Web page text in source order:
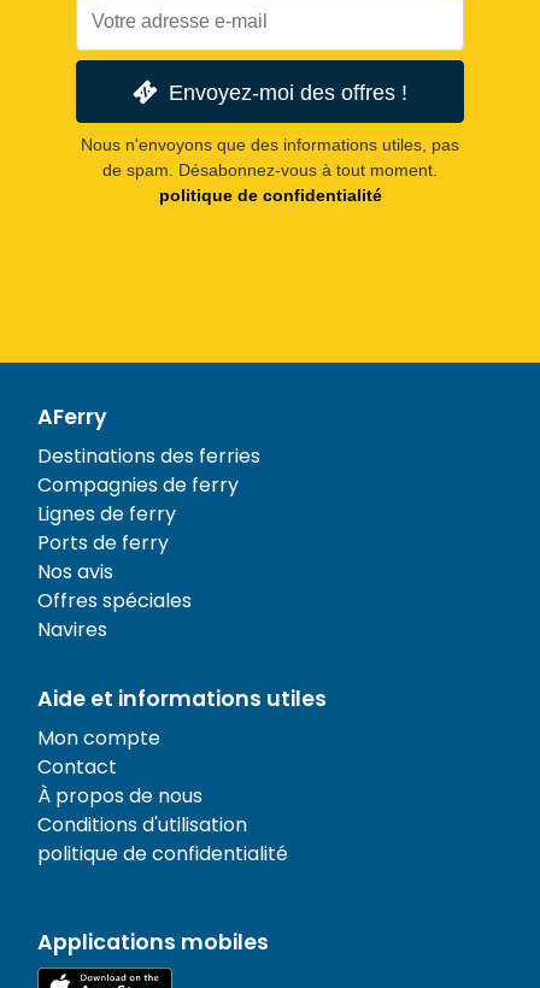
Envoyez-moi des offres !
Nous n'envoyons que des informations utiles, pas
de spam. Désabonnez-vous à tout moment.
politique de confidentialité
AFerry
Destinations des ferries
Compagnies de ferry
Lignes de ferry
Ports de ferry
Nos avis
Offres spéciales
Navires
Aide et informations utiles
Mon compte
Contact
À propos de nous
Conditions d'utilisation
politique de confidentialité
Applications mobiles